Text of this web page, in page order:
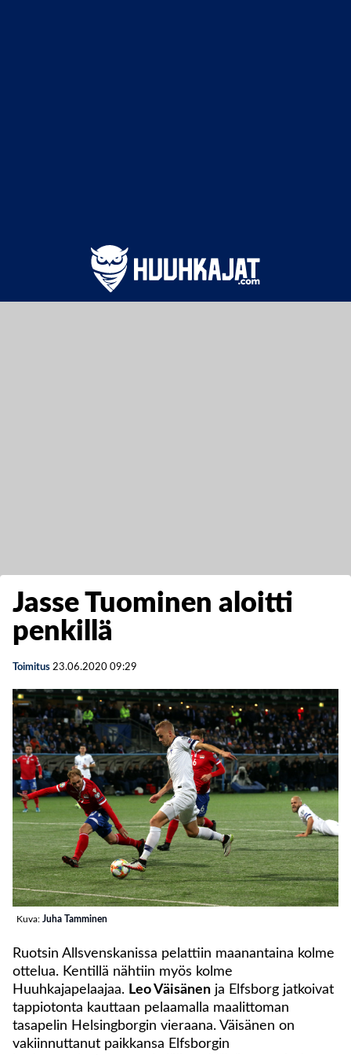
Jasse Tuominen aloitti
penkillä
Toimitus 23.06.2020 09:29
Kuva: Juha Tamminen
Ruotsin Allsvenskanissa pelattiin maanantaina kolme
ottelua. Kentillä nähtiin myös kolme
Huuhkajapelaajaa. Leo Väisänen ja Elfsborg jatkoivat
tappiotonta kauttaan pelaamalla maalittoman
tasapelin Helsingborgin vieraana. Väisänen on
vakiinnuttanut paikkansa Elfsborgin